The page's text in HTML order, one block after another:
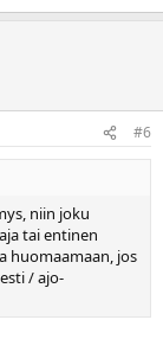
#6
niin joku
tai entinen
huomaamaan, jos
/ ajo-